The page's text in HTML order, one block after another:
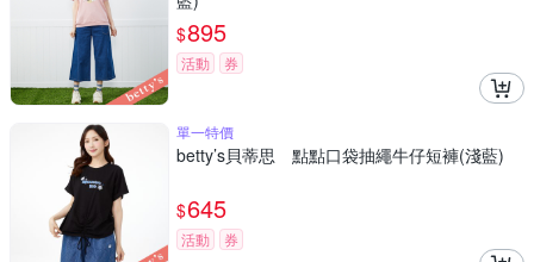
$895
活動 券
單一特價
betty’s貝蒂思 點點口袋抽繩牛仔短褲(淺藍)
$645
活動 券